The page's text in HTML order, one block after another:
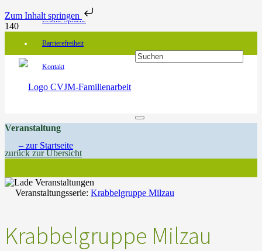
Zum Inhalt springen
Leichte Sprache
Barrierefreiheit
Kontakt
Veranstaltung
zurück zur Übersicht
Veranstaltungsserie: Krabbelgruppe Milzau
Krabbelgruppe Milzau